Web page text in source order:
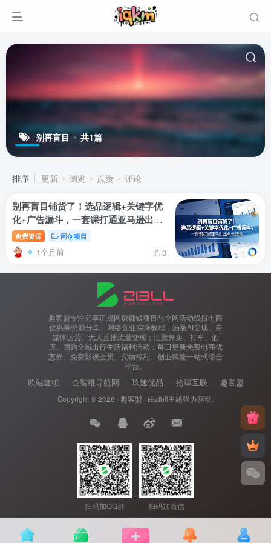
别再盲目 共1篇
排序 更新 浏览 点赞 评论
别再盲目铺货了！选品逻辑+关键字优
化+广告漏斗，一套课打通亚马逊出单
全流程
免费资源 网创项目
1个月前 3
趣客盟专注分享正规网赚赚钱项目与全网活动线报电商
优惠券资源分享、网络创业实操教程，涵盖AI变现、自
媒体运营、无人直播流量变现；汇聚外卖、打车、酒
店、团购全域出行生活福利活动；每日更新免费电商优
惠券、免费影视会员、实物福利、创业赋能一站式综合
平台。
欧站速维 企智维导航网 玖速优品 拾肆互联 趣客盟
Copyright © 2026 · 趣客盟 · 由zibll主题强力驱动.
扫码加QQ群 扫码加微信